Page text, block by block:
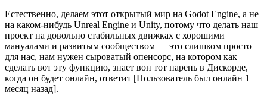
Естественно, делаем этот открытый мир на Godot Engine, а не
на каком-нибудь Unreal Engine и Unity, потому что делать наш
проект на довольно стабильных движках с хорошими
мануалами и развитым сообществом — это слишком просто
для нас, нам нужен сыроватый опенсорс, на котором как
сделать вот эту функцию, знает вон тот парень в Дискорде,
когда он будет онлайн, ответит [Пользователь был онлайн 1
месяц назад].